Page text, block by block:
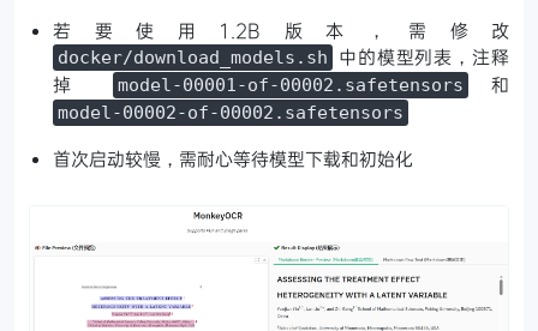
若要使用1.2B版本，需修改
docker/download_models.sh
中的模型列表，注释
掉
model-00001-of-00002.safetensors 和
model-00002-of-00002.safetensors
首次启动较慢，需耐心等待模型下载和初始化